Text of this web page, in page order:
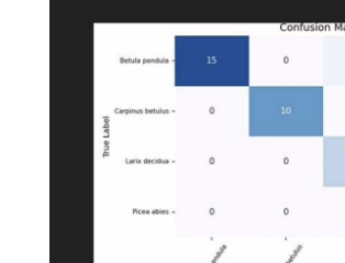
Learning
Parameter